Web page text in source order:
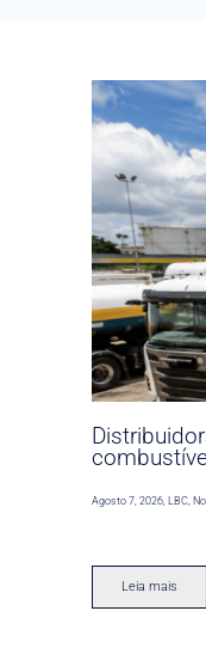
Agosto 7, 2026,LBC,
Leia mais